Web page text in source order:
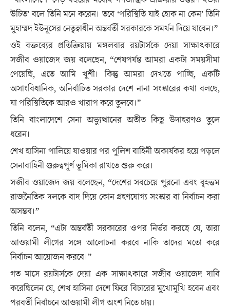
উচিত’ বলে তিনি মনে করেন। তবে ‘পরিস্থিতি যাই হোক না কেন’ তিনি
মুহাম্মদ ইউনূসের নেতৃত্বাধীন অন্তর্বর্তী সরকারকে সমর্থন দিয়ে যাবেন।”
ওই বক্তব্যের প্রতিক্রিয়ায় মঙ্গলবার রয়টার্সকে দেয়া সাক্ষাৎকারে
সজীব ওয়াজেদ জয় বলেছেন, “শেষপর্যন্ত আমরা একটা সময়সীমা
পেয়েছি, এতে আমি খুশী। কিন্তু আমরা দেখতে পাচ্ছি, একটি
অসাংবিধানিক, অনির্বাচিত সরকার দেশে নানা সংস্কারের কথা বলছে,
যা পরিস্থিতিকে আরও খারাপ করে তুলবে।”
তিনি বাংলাদেশে সেনা অভ্যুত্থানের অতীত কিছু উদাহরণও তুলে
ধরেন।
শেখ হাসিনা পালিয়ে যাওয়ার পর পুলিশ বাহিনী অকার্যকর হয়ে পড়লে
সেনাবাহিনী গুরুত্বপূর্ণ ভূমিকা রাখতে শুরু করে।
সজীব ওয়াজেদ জয় বলেছেন, “দেশের সবচেয়ে পুরনো এবং বৃহত্তম
রাজনৈতিক দলকে বাদ দিয়ে কোন গ্রহণযোগ্য সংস্কার বা নির্বাচন করা
অসম্ভব।”
তিনি বলেন, “এটা অন্তর্বর্তী সরকারের ওপর নির্ভর করছে যে, তারা
আওয়ামী লীগের সঙ্গে আলোচনা করবে নাকি তাদের মতো করে
নির্বাচন আয়োজন করবে।”
গত মাসে রয়টার্সকে দেয়া এক সাক্ষাৎকারে সজীব ওয়াজেদ দাবি
করেছিলেন যে, শেখ হাসিনা দেশে ফিরে বিচারের মুখোমুখি হবেন এবং
পরবর্তী নির্বাচনে আওয়ামী লীগ অংশ নিতে চায়।